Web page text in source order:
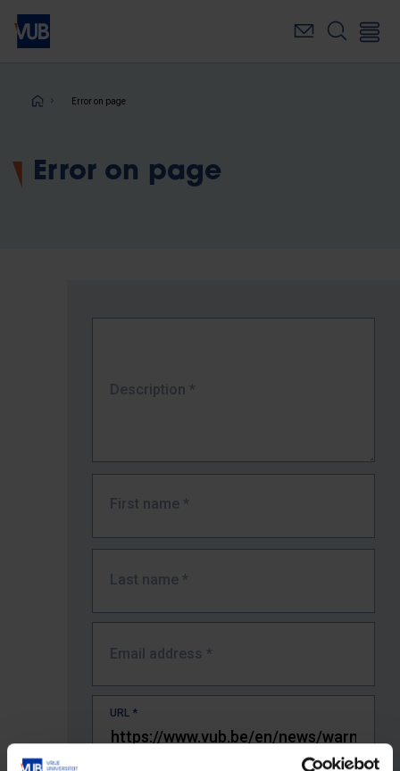
Skip
main
Breadcrumb
Error on page
Error on page
Description *
First name *
Last name *
Email address *
URL *